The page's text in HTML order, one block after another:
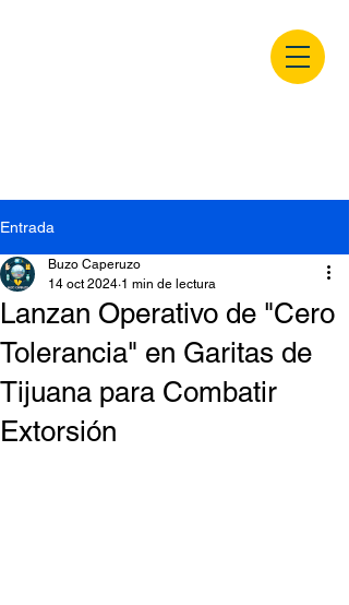
Entrada
Lanzan Operativo de "Cero
Tolerancia" en Garitas de
Tijuana para Combatir
Extorsión
Buzo Caperuzo
14 oct 2024 1 min de lectura